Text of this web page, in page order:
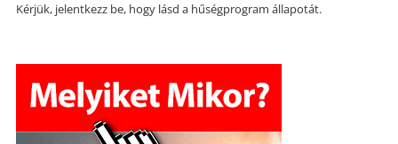
Kérjük, jelentkezz be, hogy lásd a hűségprogram állapotát.